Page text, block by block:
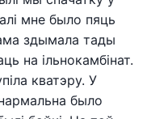
мне было пяць
здымала тады
на ільнокамбінат.
кватэру. У
было